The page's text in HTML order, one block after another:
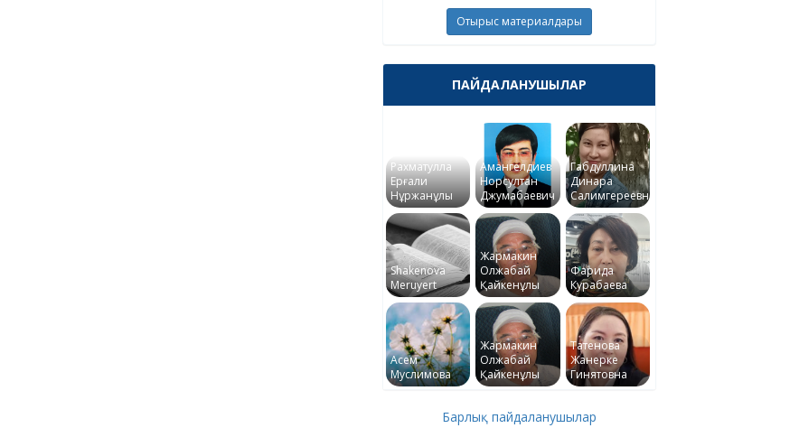
Отырыс материалдары
ПАЙДАЛАНУШЫЛАР
Рахматулла
Ерғали
Нұржанұлы
Амангелдиев
Норсултан
Джумабаевич
Габдуллина
Динара
Салимгереевна
Shakenova
Meruyert
Жармакин
Олжабай
Қайкенұлы
Фарида
Курабаева
Асем
Муслимова
Жармакин
Олжабай
Қайкенұлы
Татенова
Жанерке
Гинятовна
Барлық пайдаланушылар